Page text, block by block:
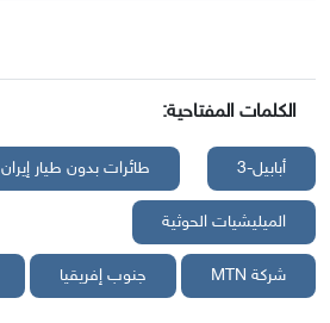
الكلمات المفتاحية:
أبابيل-3 طائرات بدون طيار إيران
الميليشيات الحوثية
شركة MTN جنوب إفريقيا